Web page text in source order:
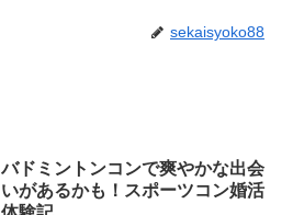
sekaisyoko88
バドミントンコンで爽やかな出会
いがあるかも！スポーツコン婚活